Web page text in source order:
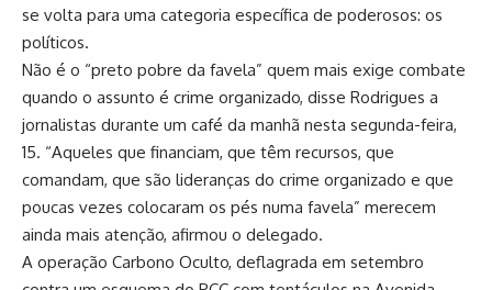
se volta para uma categoria específica de poderosos: os
políticos.
Não é o “preto pobre da favela” quem mais exige combate
quando o assunto é crime organizado, disse Rodrigues a
jornalistas durante um café da manhã nesta segunda-feira,
15. “Aqueles que financiam, que têm recursos, que
comandam, que são lideranças do crime organizado e que
poucas vezes colocaram os pés numa favela” merecem
ainda mais atenção, afirmou o delegado.
A operação Carbono Oculto, deflagrada em setembro